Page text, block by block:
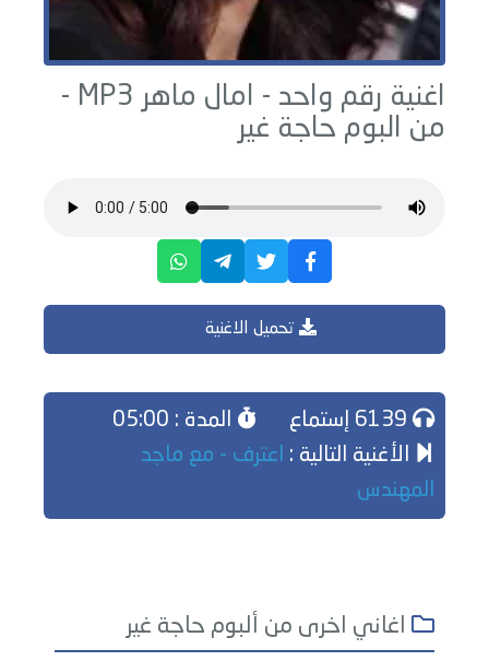
اغنية رقم واحد - امال ماهر
MP3 -
من البوم حاجة غير
تحميل الاغنية
المدة : 05:00
الأغنية التالية : اعترف - مع ماجد
المهندس
اغاني اخرى من ألبوم حاجة غير